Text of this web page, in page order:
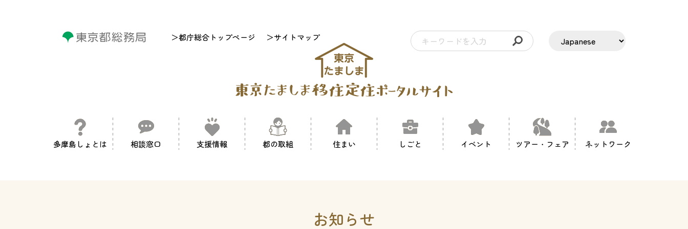
＞都庁総合トップページ ＞サイトマップ
多摩島しょとは 相談窓口 支援情報 都の取組 住まい しごと イベント ツアー・フェア ネットワーク
お知らせ